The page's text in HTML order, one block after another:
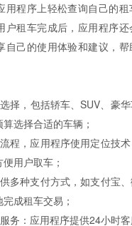
用程序上轻松查询自己的
户租车完成后，应用程序
自己的使用体验和建议，
择，包括轿车、SUV、豪
选择合适的车辆；
程，应用程序使用定位技
用户取车；
多种支付方式，如支付宝
成租车交易；
务：应用程序提供24小时